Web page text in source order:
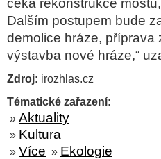
čeká rekonstrukce
Dalším postupem bude
demolice hráze, příprava
výstavba nové hráze,“
Zdroj: irozhlas.cz
Tématické zařazení:
» Aktuality
» Kultura
» Více » Ekologie